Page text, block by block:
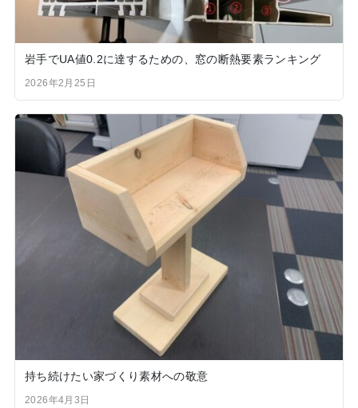
岩手でUA値0.2に達するための、窓の断熱要素ランキング
2026年2月25日
持ち続けたい家づくり素材への敬意
2026年4月3日